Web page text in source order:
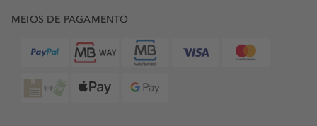
diferença no seu guarda-fatos e é ideal tanto para o
COMPRE PERFUMES GUESS NA DOUGLAS ONLINE
Dê um upgrade ao seu visual e torne-o mais moderno e
cativante com um perfume. Poderá encontrar os frascos
MEIOS DE PAGAMENTO